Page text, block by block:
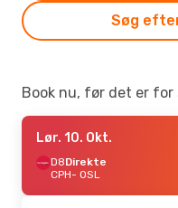
Søg
Book nu, før det er for
Lør. 10. Okt.
D8Direkte
CPH- OSL